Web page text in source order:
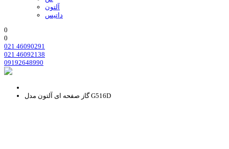
آلتون
داتیس
0
0
021 46090291
021 46092138
09192648990
گاز صفحه ای آلتون مدل G516D